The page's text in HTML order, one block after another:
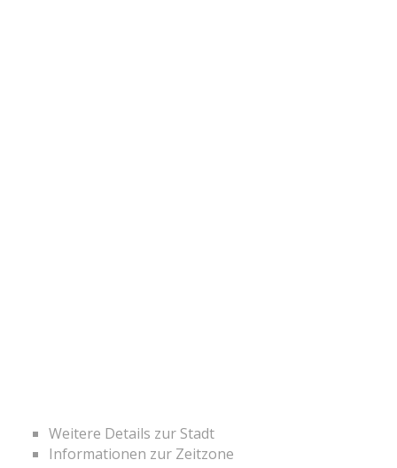
Weitere Details zur Stadt
Informationen zur Zeitzone